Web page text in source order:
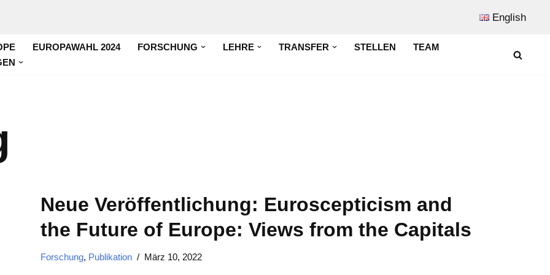
English
EUROPAWAHL 2024 FORSCHUNG LEHRE TRANSFER STELLEN
TEAM
Neue Veröffentlichung: Euroscepticism and
the Future of Europe: Views from the Capitals
Forschung, Publikation März 10, 2022